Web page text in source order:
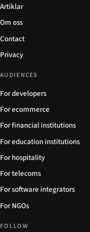
Artiklar
Om oss
Contact
Privacy
AUDIENCES
For developers
For ecommerce
For financial institutions
For education institutions
For hospitality
For telecoms
For software integrators
For NGOs
FOLLOW